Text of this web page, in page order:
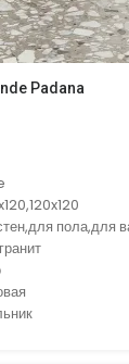
Padana
пола,для